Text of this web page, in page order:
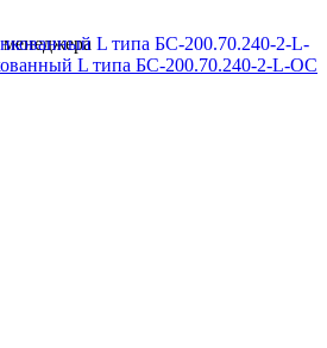
L типа БС-200.70.240-2-L-ОС